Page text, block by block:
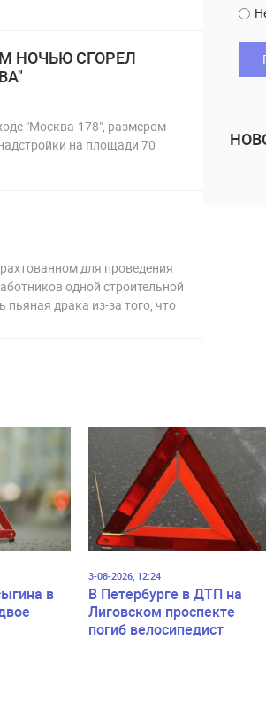
НОЧЬЮ СГОРЕЛ
"Москва-178", размером
на площади 70
для проведения
одной строительной
пьяная драка из-за того, что
в
3-08-2026, 12:24
В Петербурге в ДТП на
Лиговском проспекте
погиб велосипедист